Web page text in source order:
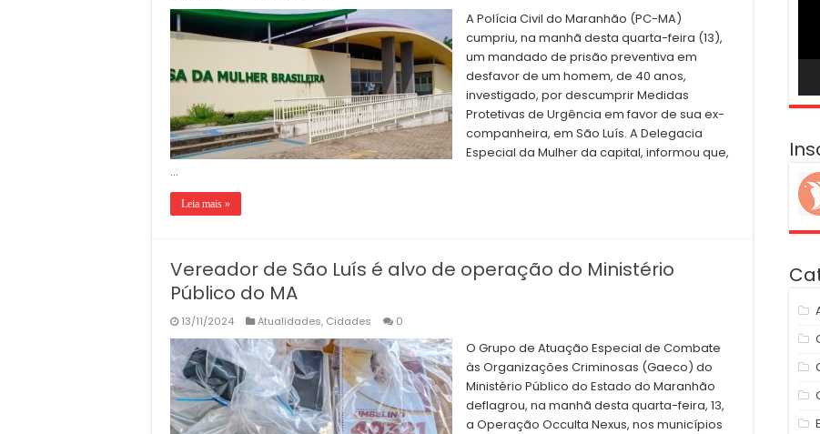
A Polícia Civil do Maranhão (PC-MA)
cumpriu, na manhã desta quarta-feira (13),
um mandado de prisão preventiva em
desfavor de um homem, de 40 anos,
investigado, por descumprir Medidas
Protetivas de Urgência em favor de sua ex-
companheira, em São Luís. A Delegacia
Especial da Mulher da capital, informou que,
…
Leia mais »
Vereador de São Luís é alvo de operação do Ministério
Público do MA
13/11/2024 Atualidades, Cidades 0
O Grupo de Atuação Especial de Combate
às Organizações Criminosas (Gaeco) do
Ministério Público do Estado do Maranhão
deflagrou, na manhã desta quarta-feira, 13,
a Operação Occulta Nexus, nos municípios